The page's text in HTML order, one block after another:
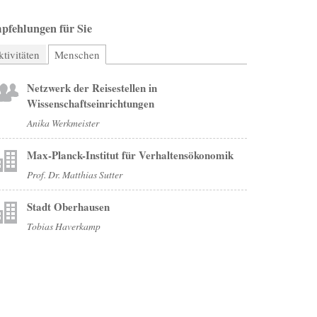
für Sie
Menschen
Netzwerk der Reisestellen in
Wissenschaftseinrichtungen
Anika Werkmeister
Max-Planck-Institut für Verhaltensökonomik
Prof. Dr. Matthias Sutter
Stadt Oberhausen
Tobias Haverkamp